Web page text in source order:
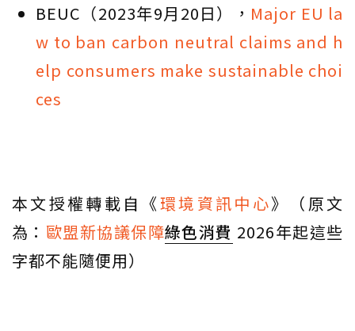
BEUC（2023年9月20日）， Major EU la
w to ban carbon neutral claims and h
elp consumers make sustainable choi
ces
本文授權轉載自《環境資訊中心》（原文
為： 歐盟新協議保障綠色消費 2026年起這些
字都不能隨便用）